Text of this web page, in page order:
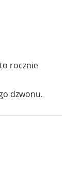
rocznie
dzwonu.